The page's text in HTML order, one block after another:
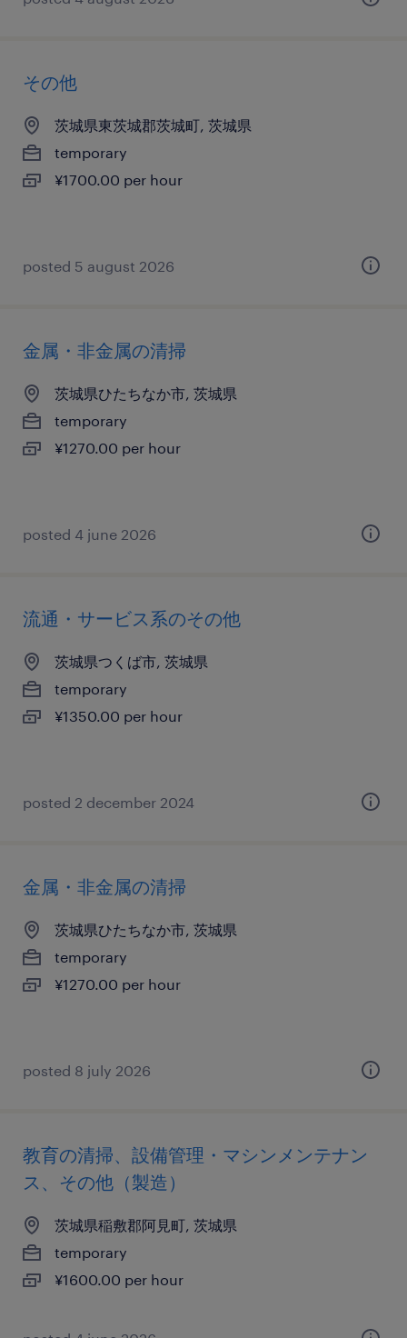
その他
茨城県東茨城郡茨城町, 茨城県
temporary
¥1700.00 per hour
posted 5 august 2026
金属・非金属の清掃
茨城県ひたちなか市, 茨城県
temporary
¥1270.00 per hour
posted 4 june 2026
流通・サービス系のその他
茨城県つくば市, 茨城県
temporary
¥1350.00 per hour
posted 2 december 2024
金属・非金属の清掃
茨城県ひたちなか市, 茨城県
temporary
¥1270.00 per hour
posted 8 july 2026
教育の清掃、設備管理・マシンメンテナン
ス、その他（製造）
茨城県稲敷郡阿見町, 茨城県
temporary
¥1600.00 per hour